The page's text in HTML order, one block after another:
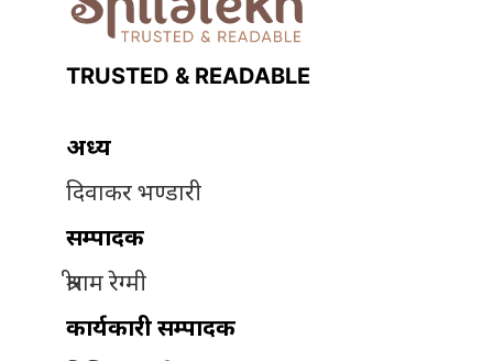
TRUSTED & READABLE
अध्यक्ष
दिवाकर भण्डारी
सम्पादक
श्रीराम रेग्मी
कार्यकारी सम्पादक